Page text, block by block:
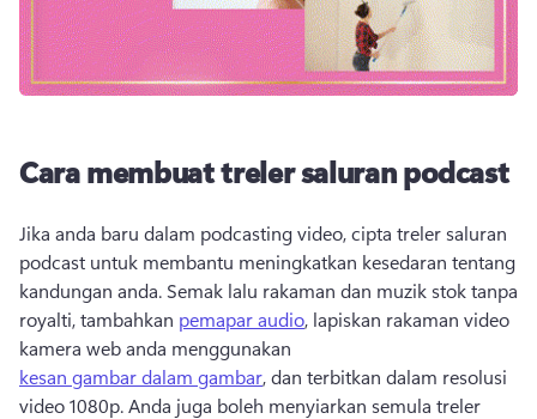
Cara membuat treler saluran podcast
Jika anda baru dalam podcasting video, cipta treler saluran
podcast untuk membantu meningkatkan kesedaran tentang
kandungan anda. Semak lalu rakaman dan muzik stok tanpa
royalti, tambahkan pemapar audio, lapiskan rakaman video
kamera web anda menggunakan
kesan gambar dalam gambar, dan terbitkan dalam resolusi
video 1080p. Anda juga boleh menyiarkan semula treler